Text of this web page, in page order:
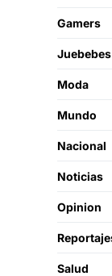
Gamers
Juebebes
Moda
Mundo
Nacional
Noticias
Opinion
Salud